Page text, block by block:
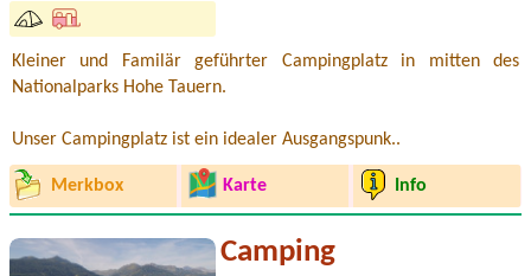
Kleiner und Familär geführter Campingplatz in mitten des
Nationalparks Hohe Tauern.
Unser Campingplatz ist ein idealer Ausgangspunk..
Merkbox Karte Info
Camping